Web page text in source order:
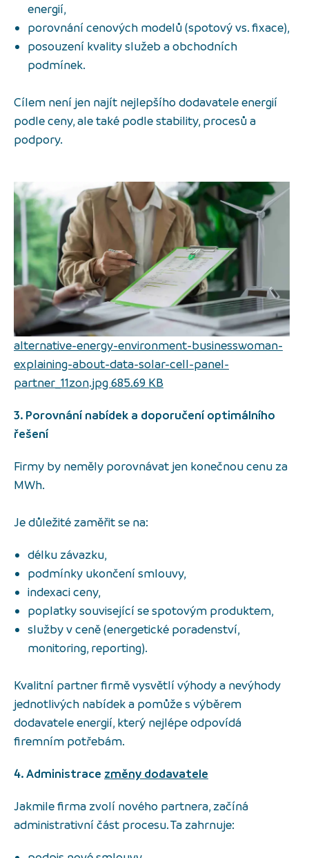
energií,
porovnání cenových modelů (spotový vs. fixace),
posouzení kvality služeb a obchodních
podmínek.
Cílem není jen najít nejlepšího dodavatele energií
podle ceny, ale také podle stability, procesů a
podpory.
alternative-energy-environment-businesswoman-
explaining-about-data-solar-cell-panel-
partner_11zon.jpg 685.69 KB
3. Porovnání nabídek a doporučení optimálního
řešení
Firmy by neměly porovnávat jen konečnou cenu za
MWh.
Je důležité zaměřit se na:
délku závazku,
podmínky ukončení smlouvy,
indexaci ceny,
poplatky související se spotovým produktem,
služby v ceně (energetické poradenství,
monitoring, reporting).
Kvalitní partner firmě vysvětlí výhody a nevýhody
jednotlivých nabídek a pomůže s výběrem
dodavatele energií, který nejlépe odpovídá
firemním potřebám.
4. Administrace změny dodavatele
Jakmile firma zvolí nového partnera, začíná
administrativní část procesu. Ta zahrnuje: